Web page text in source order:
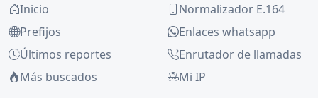
Inicio
Prefijos
Últimos reportes
Más buscados
Normalizador E.164
Enlaces whatsapp
Enrutador de llamadas
Mi IP